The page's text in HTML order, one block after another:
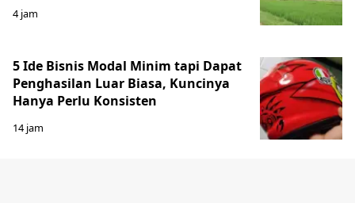
4 jam
5 Ide Bisnis Modal Minim tapi Dapat
Penghasilan Luar Biasa, Kuncinya
Hanya Perlu Konsisten
14 jam